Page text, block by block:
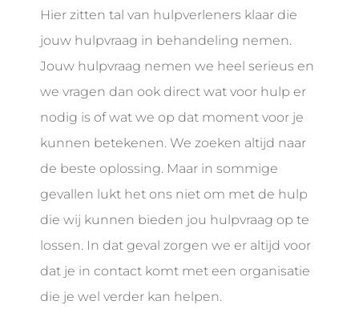
Hier zitten tal van hulpverleners klaar die
jouw hulpvraag in behandeling nemen.
Jouw hulpvraag nemen we heel serieus en
we vragen dan ook direct wat voor hulp er
nodig is of wat we op dat moment voor je
kunnen betekenen. We zoeken altijd naar
de beste oplossing. Maar in sommige
gevallen lukt het ons niet om met de hulp
die wij kunnen bieden jou hulpvraag op te
lossen. In dat geval zorgen we er altijd voor
dat je in contact komt met een organisatie
die je wel verder kan helpen.